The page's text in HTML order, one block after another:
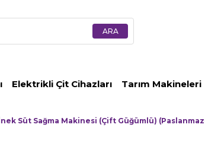
Elektrikli Çit Cihazları Tarım Makineleri
Süt Sağma Makinesi (Çift Güğümlü)